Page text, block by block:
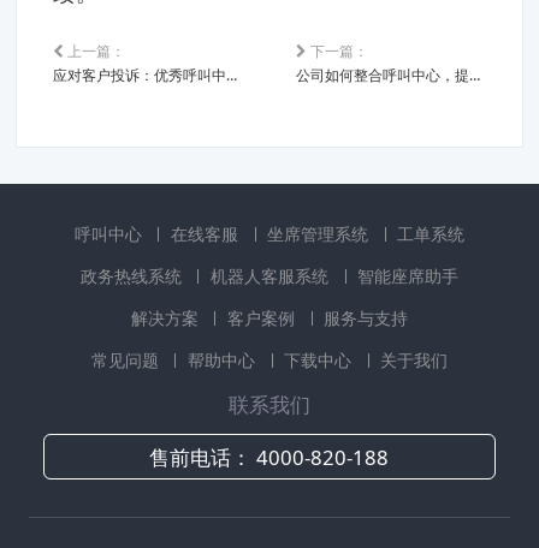
上一篇：
应对客户投诉：优秀呼叫中心标准化的战略
下一篇：
公司如何整合呼叫中心，提升客户服务体验
呼叫中心 在线客服 坐席管理系统
工单系统
政务热线系统
机器人客服系统
智能座席助手
解决方案
客户案例
服务与支持
常见问题
帮助中心 下载中心 关于我们
联系我们
售前电话：4000-820-188